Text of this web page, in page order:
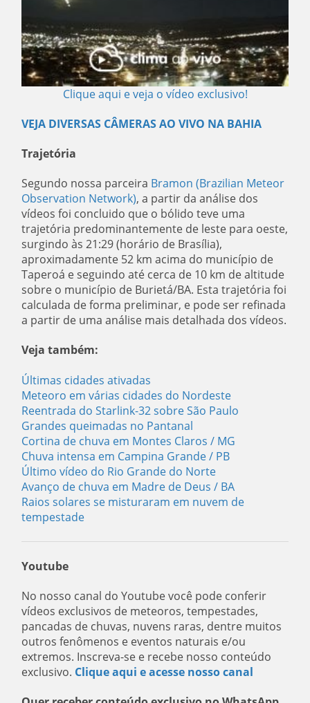
Clique aqui e veja o vídeo exclusivo!
VEJA DIVERSAS CÂMERAS AO VIVO NA BAHIA
Trajetória
Segundo nossa parceira Bramon (Brazilian Meteor
Observation Network), a partir da análise dos
vídeos foi concluido que o bólido teve uma
trajetória predominantemente de leste para oeste,
surgindo às 21:29 (horário de Brasília),
aproximadamente 52 km acima do município de
Taperoá e seguindo até cerca de 10 km de altitude
sobre o município de Burietá/BA. Esta trajetória foi
calculada de forma preliminar, e pode ser refinada
a partir de uma análise mais detalhada dos vídeos.
Veja também:
Últimas cidades ativadas
Meteoro em várias cidades do Nordeste
Reentrada do Starlink-32 sobre São Paulo
Grandes queimadas no Pantanal
Cortina de chuva em Montes Claros / MG
Chuva intensa em Campina Grande / PB
Último vídeo do Rio Grande do Norte
Avanço de chuva em Madre de Deus / BA
Raios solares se misturaram em nuvem de
tempestade
Youtube
No nosso canal do Youtube você pode conferir
vídeos exclusivos de meteoros, tempestades,
pancadas de chuvas, nuvens raras, dentre muitos
outros fenômenos e eventos naturais e/ou
extremos. Inscreva-se e recebe nosso conteúdo
exclusivo. Clique aqui e acesse nosso canal